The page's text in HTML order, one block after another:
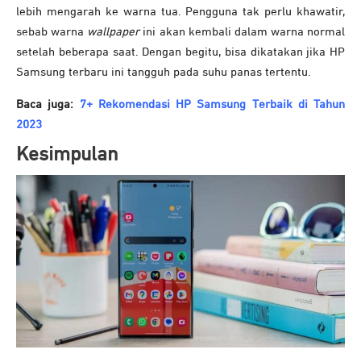
lebih mengarah ke warna tua. Pengguna tak perlu khawatir,
sebab warna wallpaperini akan kembali dalam warna normal
setelah beberapa saat. Dengan begitu, bisa dikatakan jika HP
Samsung terbaru ini tangguh pada suhu panas tertentu.
Baca juga: 7+ Rekomendasi HP Samsung Terbaik di Tahun
2023
Kesimpulan